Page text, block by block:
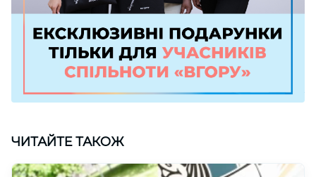
ЧИТАЙТЕ ТАКОЖ